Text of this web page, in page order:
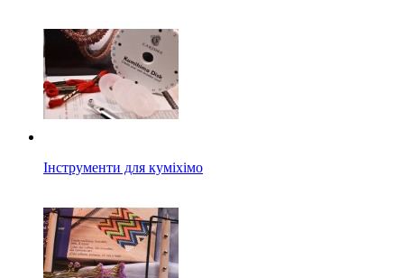
Інструменти для куміхімо